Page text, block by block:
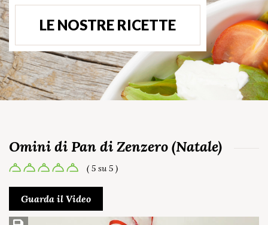
LE NOSTRE RICETTE
Omini di Pan di Zenzero (Natale)
( 5 su 5 )
Guarda il Video